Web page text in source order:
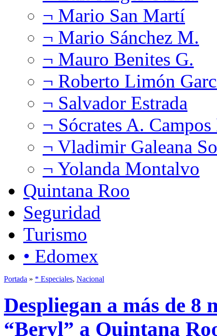
¬ Mario San Martí
¬ Mario Sánchez M.
¬ Mauro Benites G.
¬ Roberto Limón
¬ Salvador Estrada
¬ Sócrates A.
¬ Vladimir Galeana
¬ Yolanda Montalvo
Quintana Roo
Seguridad
Turismo
• Edomex
Portada » * Especiales, Nacional
Despliegan a más de 8
“Beryl” a Quintana